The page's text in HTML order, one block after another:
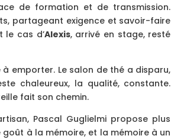
de formation et de transmission.
partageant exigence et savoir-faire
le cas d’Alexis, arrivé en stage, resté
emporter. Le salon de thé a disparu,
chaleureux, la qualité, constante.
fait son chemin.
Pascal Guglielmi propose plus
goût à la mémoire, et la mémoire à un